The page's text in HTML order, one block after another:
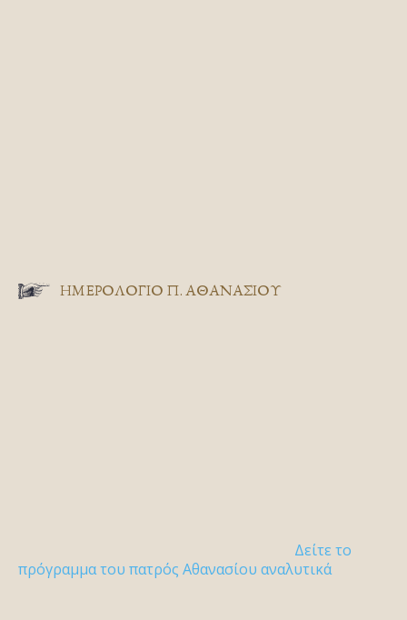
ΗΜΕΡΟΛΟΓΙΟ Π. ΑΘΑΝΑΣΙΟΥ
Δείτε το
πρόγραμμα του πατρός Αθανασίου αναλυτικά